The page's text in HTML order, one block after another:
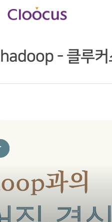
Hit enter to search or ESC to
hadoop - 클루커